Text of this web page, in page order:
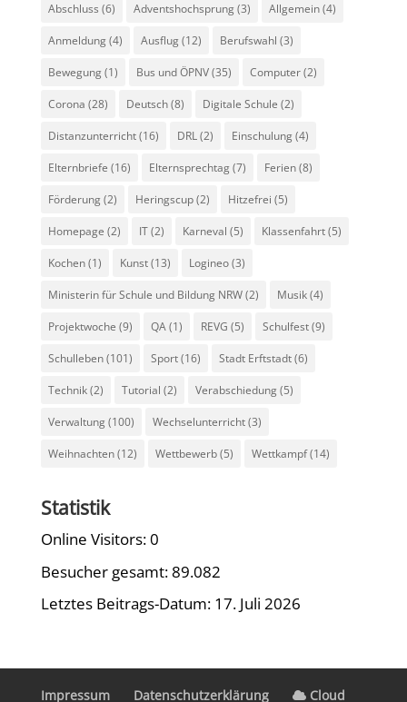
Abschluss (6) Adventshochsprung(3) Allgemein(4)
Anmeldung(4) Ausflug(12) Berufswahl (3)
Bewegung(1) Bus und ÖPNV(35) Computer(2)
Corona (28) Deutsch(8) Digitale Schule (2)
Distanzunterricht(16) DRL(2) Einschulung(4)
Elternbriefe (16) Elternsprechtag(7) Ferien(8)
Förderung(2) Heringscup(2) Hitzefrei (5)
Homepage (2) IT(2) Karneval (5) Klassenfahrt(5)
Kochen(1) Kunst(13) Logineo(3)
Ministerin für Schule und Bildung NRW(2) Musik(4)
Projektwoche (9) QA(1) REVG (5) Schulfest(9)
Schulleben(101) Sport(16) Stadt Erftstadt(6)
Technik(2) Tutorial (2) Verabschiedung(5)
Verwaltung(100) Wechselunterricht(3)
Weihnachten(12) Wettbewerb(5) Wettkampf(14)
Statistik
Online Visitors:0
Besucher gesamt:89.082
Letztes Beitrags-Datum: 17. Juli 2026
Impressum Datenschutzerklärung Cloud